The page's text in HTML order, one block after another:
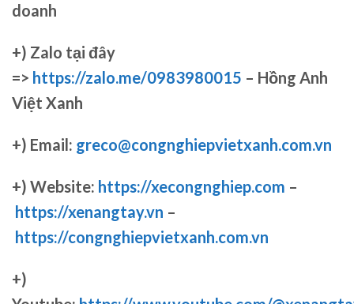
doanh
+) Zalo tại đây
=> https://zalo.me/0983980015 – Hồng Anh
Việt Xanh
+) Email: greco@congnghiepvietxanh.com.vn
+) Website: https://xecongnghiep.com –
https://xenangtay.vn –
https://congnghiepvietxanh.com.vn
+)